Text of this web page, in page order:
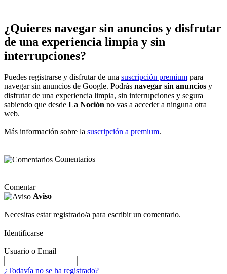
¿Quieres navegar sin anuncios y disfrutar
de una experiencia limpia y sin
interrupciones?
Puedes registrarse y disfrutar de una suscripción premium para
navegar sin anuncios de Google. Podrás navegar sin anuncios y
disfrutar de una experiencia limpia, sin interrupciones y segura
sabiendo que desde La Noción no vas a acceder a ninguna otra
web.
Más información sobre la suscripción a premium.
Comentarios
Comentar
Aviso
Necesitas estar registrado/a para escribir un comentario.
Identificarse
Usuario o Email
¿Todavía no se ha registrado?